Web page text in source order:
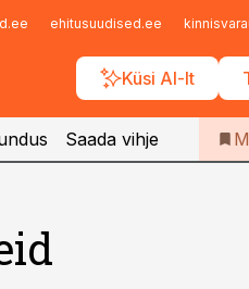
ehitusuudised.ee
Küsi AI-lt
Telli
Saada vihje